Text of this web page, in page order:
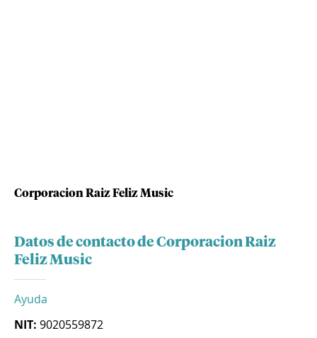
Corporacion Raiz Feliz Music
Datos de contacto de Corporacion Raiz
Feliz Music
Ayuda
NIT: 9020559872